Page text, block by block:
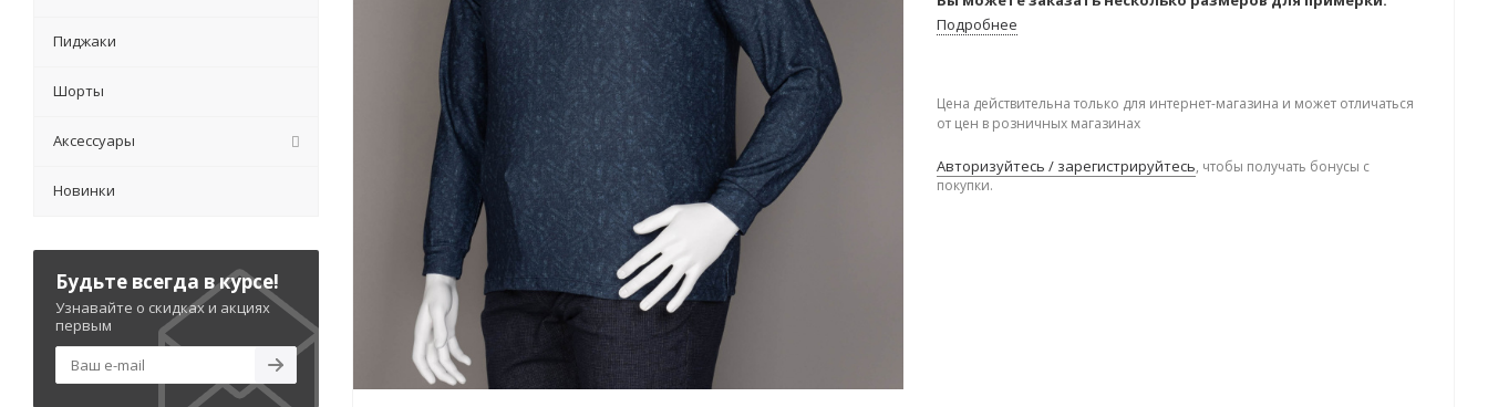
Подробнее
Цена действительна только для интернет-магазина и может отличаться
от цен в розничных магазинах
Авторизуйтесь / зарегистрируйтесь, чтобы получать бонусы с
покупки.
Пиджаки
Шорты
Аксессуары
Новинки
Будьте всегда в курсе!
Узнавайте о скидках и акциях
первым